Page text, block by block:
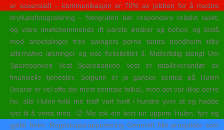
er essensielt – kommunikasjon er 70% av jobben for å mestre
bryllupsfotografering – fotografen bør respondere relativt raskt,
og være imøtekommende ift parets ønsker og behov, og bistå
med anbefalinger free swingers porno tantra trondheim tilby
alternative løsninger og vise fleksibilitet 3. Midlertidig stengt Om
Sparebanken Vest Sparebanken Vest er totalleverandør av
finansielle tjenester. Solgunn er jo ganske sentral på Hulen
(leiarar er vel ofte dei mest sentrale folka), men det var ikkje berre
ho, alle Hulen-folki me traff vart heilt i hundre yver at eg hadde
lyst til å verta med. 🙂 Me tok ein kort tur uppom Hulen, fyrr eg
gjekk heim. Regnskapsrapportering Generelt Alle prosjekter som